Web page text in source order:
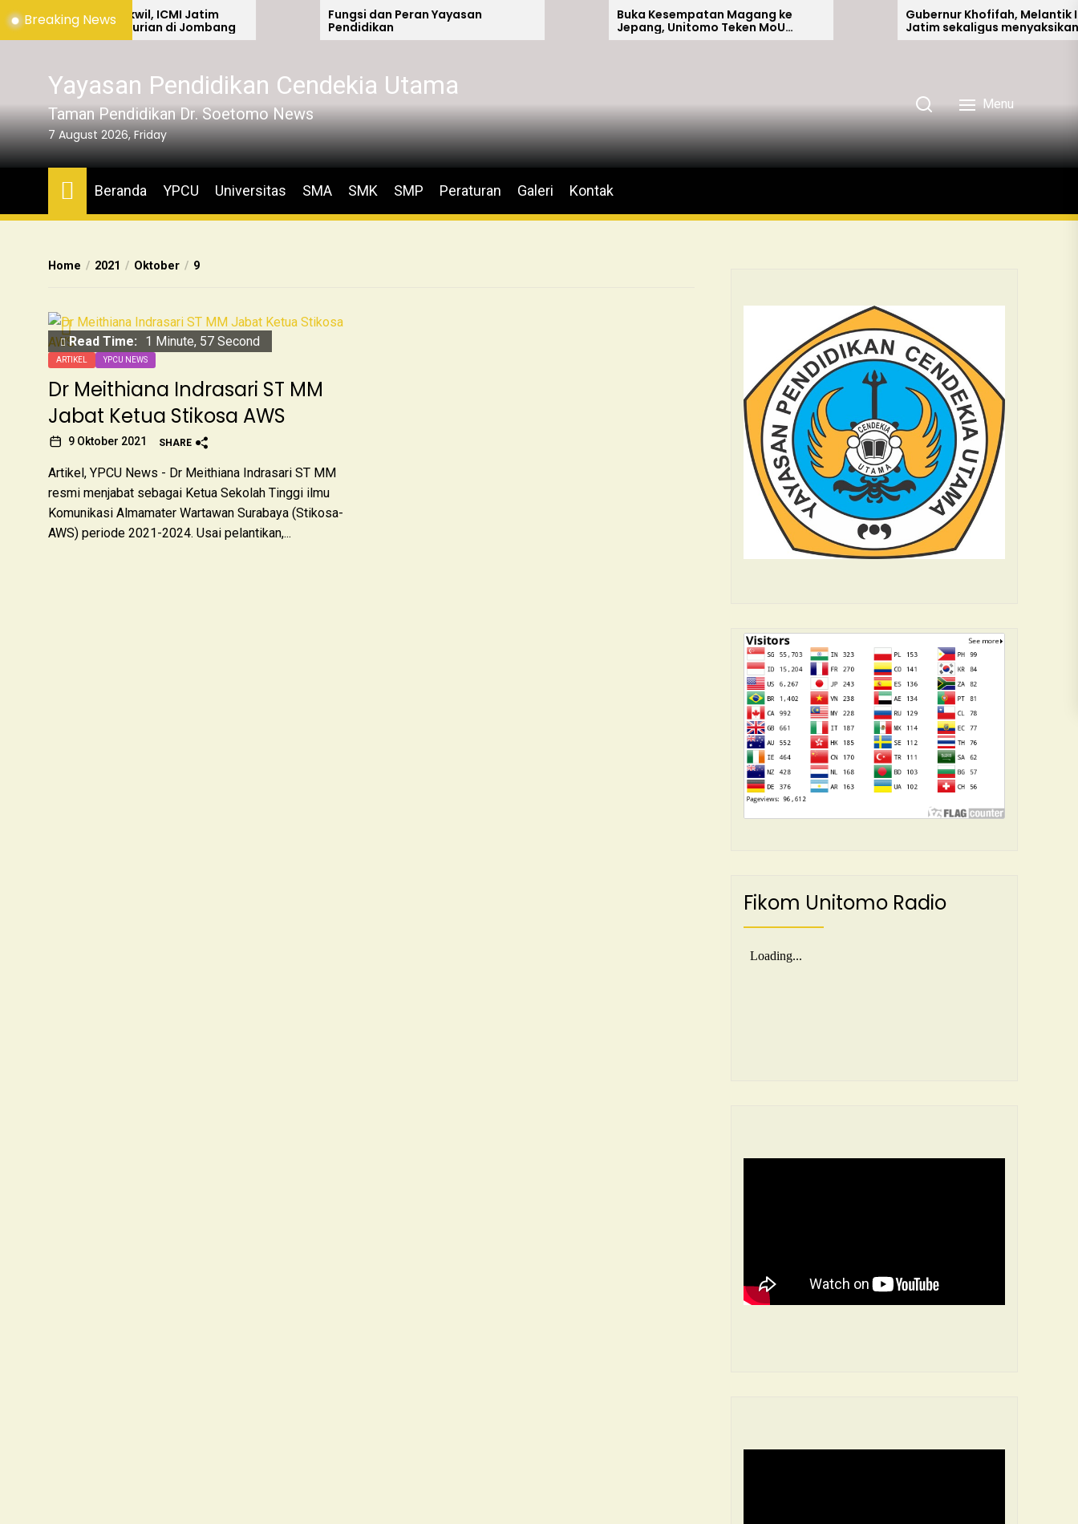
Breaking News
Silakwil, ICMI Jatim
Pohon Durian di Jombang
Fungsi dan Peran Yayasan
Pendidikan
Buka Kesempatan Magang ke
Jepang, Unitomo Teken MoU
dengan PT. Tomodachi Indonesia
Gubernur Khofifah, Melantik ICMI
Jatim sekaligus menyaksikan MoU
antara DeDurian Park dengan ICMI
Yayasan Pendidikan Cendekia Utama
Taman Pendidikan Dr. Soetomo News
7 August 2026, Friday
Menu
Beranda YPCU Universitas SMA SMK SMP Peraturan Galeri Kontak
Home 2021 Oktober 9
Read Time: 1 Minute, 57 Second
ARTIKEL YPCU NEWS
Dr Meithiana Indrasari ST MM
Jabat Ketua Stikosa AWS
9 Oktober 2021 SHARE
Artikel, YPCU News - Dr Meithiana Indrasari ST MM
resmi menjabat sebagai Ketua Sekolah Tinggi ilmu
Komunikasi Almamater Wartawan Surabaya (Stikosa-
AWS) periode 2021-2024. Usai pelantikan,...
Fikom Unitomo Radio